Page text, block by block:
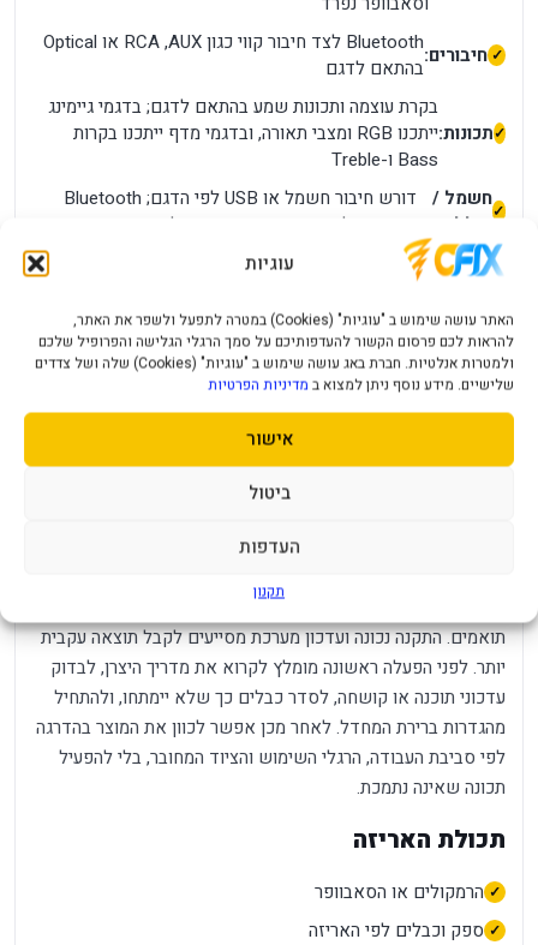
עוגיות
האתר עושה שימוש ב "עוגיות" (Cookies) במטרה לתפעל ולשפר את האתר,
להראות לכם פרסום הקשור להעדפותיכם על סמך הרגלי הגלישה והפרופיל שלכם
ולמטרות אנלטיות. חברת באג עושה שימוש ב "עוגיות" (Cookies) שלה ושל צדדים
שלישיים. מידע נוסף ניתן למצוא ב מדיניות הפרטיות
אישור
ביטול
העדפות
תקנון
חיבורים:
Bluetooth לצד חיבור קווי כגון AUX, ‏RCA או Optical
בהתאם לדגם
תכונות:
בקרת עוצמה ותכונות שמע בהתאם לדגם; בדגמי גיימינג
ייתכנו RGB ומצבי תאורה, ובדגמי מדף ייתכנו בקרות
Bass ו-Treble
חשמל /
סוללה:
דורש חיבור חשמל או USB לפי הדגם; Bluetooth
אינו מבטל את הצורך בהזנת חשמל
מידות ומשקל:
יש למדוד מקום לרמקולים, לסאב ולכבלים
מה חשוב לדעת לפני הרכישה?
יש לבדוק האם USB מעביר שמע או רק חשמל, האם נדרש ספק
קיר ומה כלול באריזה. סאבוופר נפרד אינו זוג רמקולים ואינו פועל
ללא מקור שמע מתאים בנוסף, מומלץ לבדוק את מספר החלק,
צבע המוצר וסוג המחבר בתמונות ובאריזה. יצרנים עשויים לשווק
גרסאות אזוריות דומות בשם, אך עם מחבר, אביזרים או תמיכת
קליטה, זמן סוללה ובהירות מרביים דורשים ציוד, כבלים והגדרות
תואמים. התקנה נכונה ועדכון מערכת מסייעים לקבל תוצאה עקבית
יותר. לפני הפעלה ראשונה מומלץ לקרוא את מדריך היצרן, לבדוק
עדכוני תוכנה או קושחה, לסדר כבלים כך שלא יימתחו, ולהתחיל
מהגדרות ברירת המחדל. לאחר מכן אפשר לכוון את המוצר בהדרגה
לפי סביבת העבודה, הרגלי השימוש והציוד המחובר, בלי להפעיל
תכונה שאינה נתמכת.
תכולת האריזה
הרמקולים או הסאבוופר
ספק וכבלים לפי האריזה